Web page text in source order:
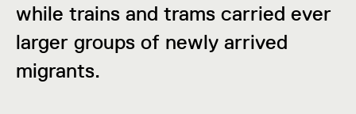
while trains and trams carried ever
larger groups of newly arrived
migrants.